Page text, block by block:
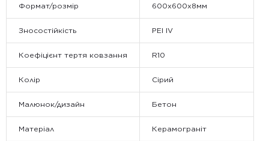
Формат/розмір 600х600х8мм
Зносостійкість PEI IV
Коефіцієнт тертя ковзання R10
Колір Сірий
Малюнок/дизайн Бетон
Матеріал Керамограніт